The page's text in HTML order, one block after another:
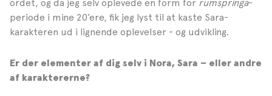
ordet, og da jeg selv oplevede en form for rumspringa-
periode i mine 20’ere, fik jeg lyst til at kaste Sara-
karakteren ud i lignende oplevelser - og udvikling.
Er der elementer af dig selv i Nora, Sara – eller andre
af karaktererne?